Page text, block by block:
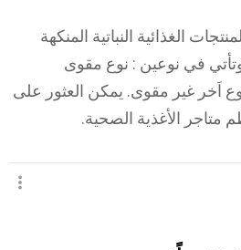
الغذائية النباتية المنكهة
في نوعين : نوع مقوى
نوع اَخر غير مقوى. يمكن العثور على
متاجر الأغذية الصحية.